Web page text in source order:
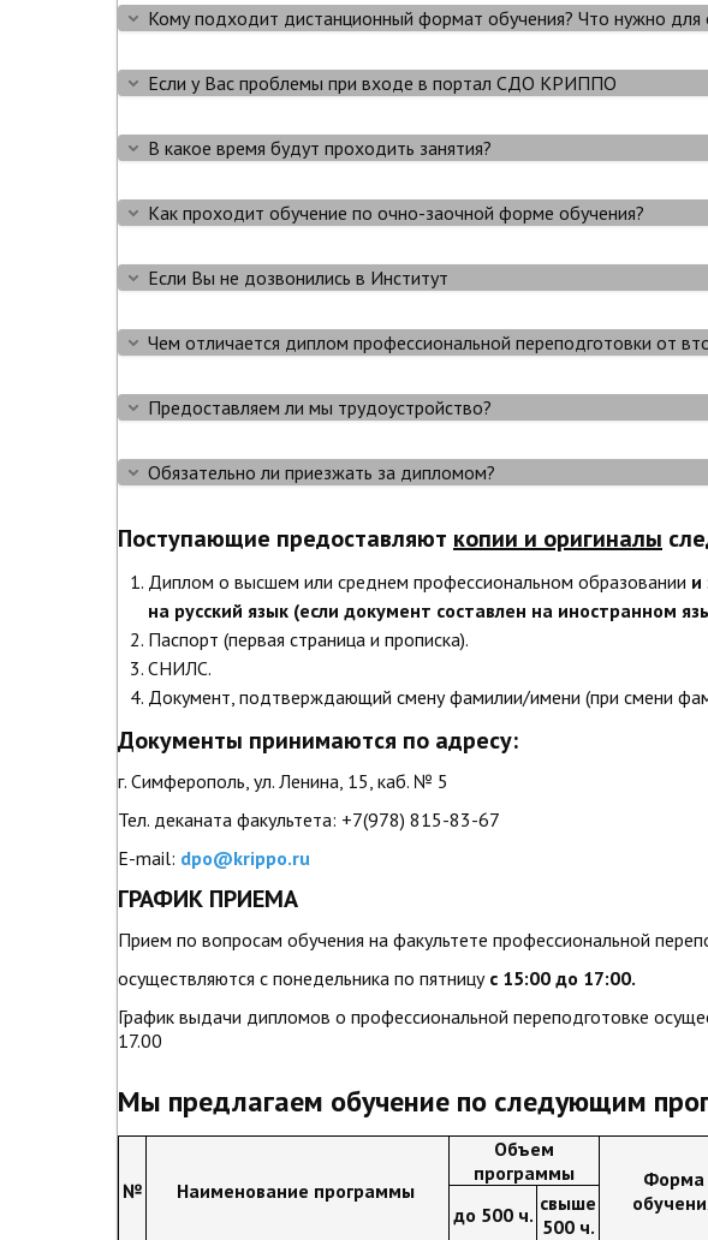
Кому подходит дистанционный формат обучения? Что нужно
Если у Вас проблемы при входе в портал СДО КРИППО
В какое время будут проходить занятия?
Как проходит обучение по очно-заочной форме обучения?
Если Вы не дозвонились в Институт
Чем отличается диплом профессиональной переподготовки от
Предоставляем ли мы трудоустройство?
Обязательно ли приезжать за дипломом?
Поступающие предоставляют копии и оригиналы
Диплом о высшем или среднем профессиональном образовании и
на русский язык (если документ составлен на иностранном
Паспорт (первая страница и прописка).
СНИЛС.
Документ, подтверждающий смену фамилии/имени (при смени
Документы принимаются по адресу:
г. Симферополь, ул. Ленина, 15, каб. № 5
Тел. деканата факультета: +7(978) 815-83-67
E-mail: dpo@krippo.ru
ГРАФИК ПРИЕМА
Прием по вопросам обучения на факультете профессиональной
осуществляются с понедельника по пятницу с 15:00 до 17:00.
График выдачи дипломов о профессиональной переподготовке
17.00
Мы предлагаем обучение по следующим
№ Наименование программы
Объем
программы
Форма
до 500 ч. свыше
500 ч.